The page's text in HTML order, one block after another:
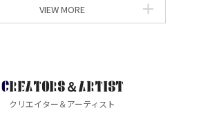
VIEW MORE
CREATORS＆ARTIST
クリエイター＆アーティスト